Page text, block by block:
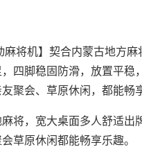
麻将机】契合内蒙古地方
四脚稳固防滑，放置平稳
聚会、草原休闲，都能畅
将，宽大桌面多人舒适出
草原休闲都能畅享乐趣。